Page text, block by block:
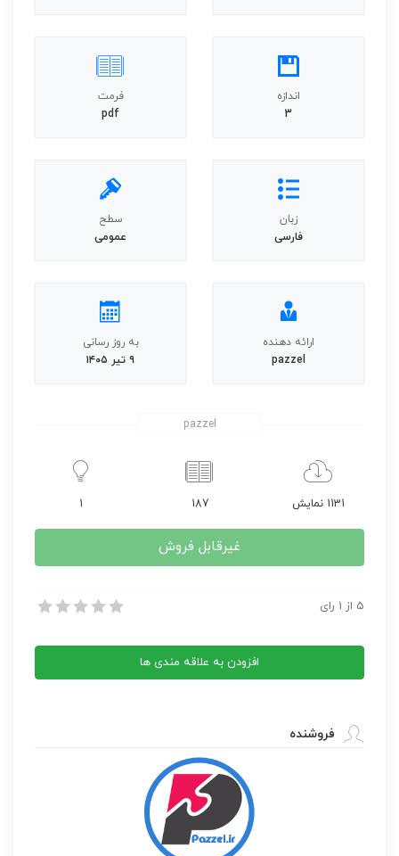
اندازه
3
فرمت
pdf
زبان
فارسی
سطح
عمومی
ارائه دهنده
pazzel
به روز رسانی
۹ تیر ۱۴۰۵
pazzel
1131 نمایش 187
1
غیرقابل فروش
کتاب سرزمین و مردم سوئیس
5 از 1 رای
افزودن به علاقه مندی ها
فروشنده